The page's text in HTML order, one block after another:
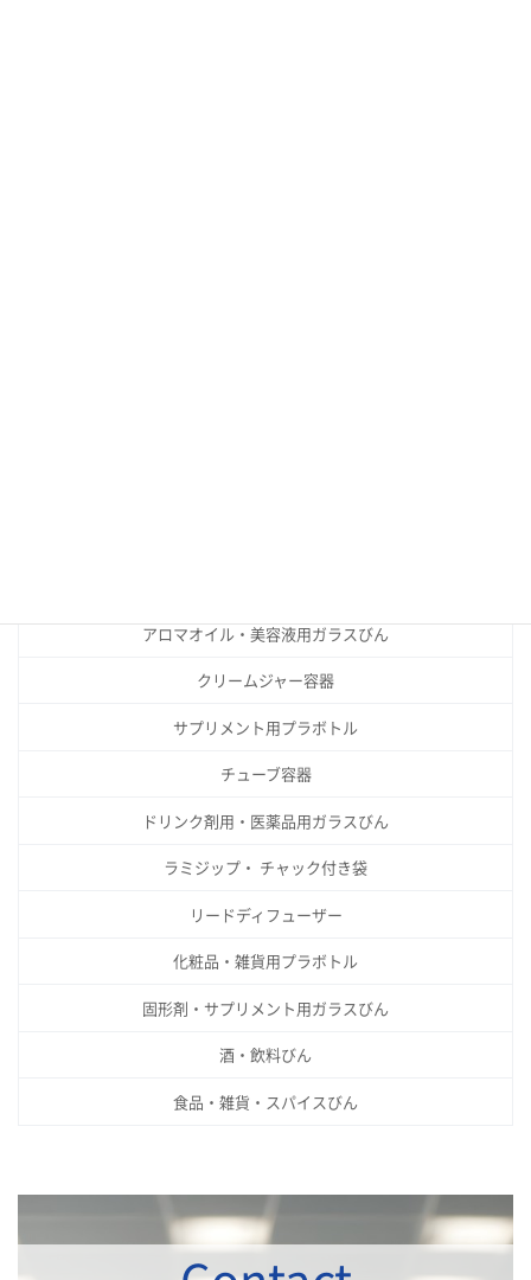
アロマオイル・美容液用ガラスびん
クリームジャー容器
サプリメント用プラボトル
チューブ容器
ドリンク剤用・医薬品用ガラスびん
ラミジップ・ チャック付き袋
リードディフューザー
化粧品・雑貨用プラボトル
固形剤・サプリメント用ガラスびん
酒・飲料びん
食品・雑貨・スパイスびん
ー